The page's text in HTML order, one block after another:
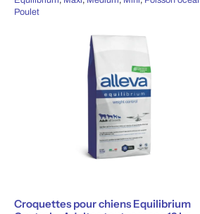
Poulet
Croquettes pour chiens Equilibrium